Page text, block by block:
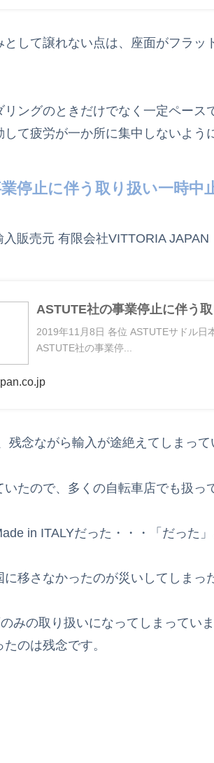
して譲れない点は、座面がフラッ
リングのときだけでなく一定ペー
て疲労が一か所に集中しないよう
停止に伴う取り扱い一時中
販売元 有限会社VITTORIA JAPAN
ASTUTE社の事業停止に伴う
2019年11月8日 各位 ASTUTEサドル日
ASTUTE社の事業停...
残念ながら輸入が途絶えてしまって
たので、多くの自転車店でも扱っ
in ITALYだった・・・「だった
移さなかったのが災いしてしまっ
みの取り扱いになってしまってい
のは残念です。